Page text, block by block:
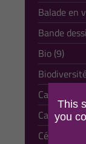
Balade en
Bande
Bio (9)
Canoë
Carte
Céramique
This
you